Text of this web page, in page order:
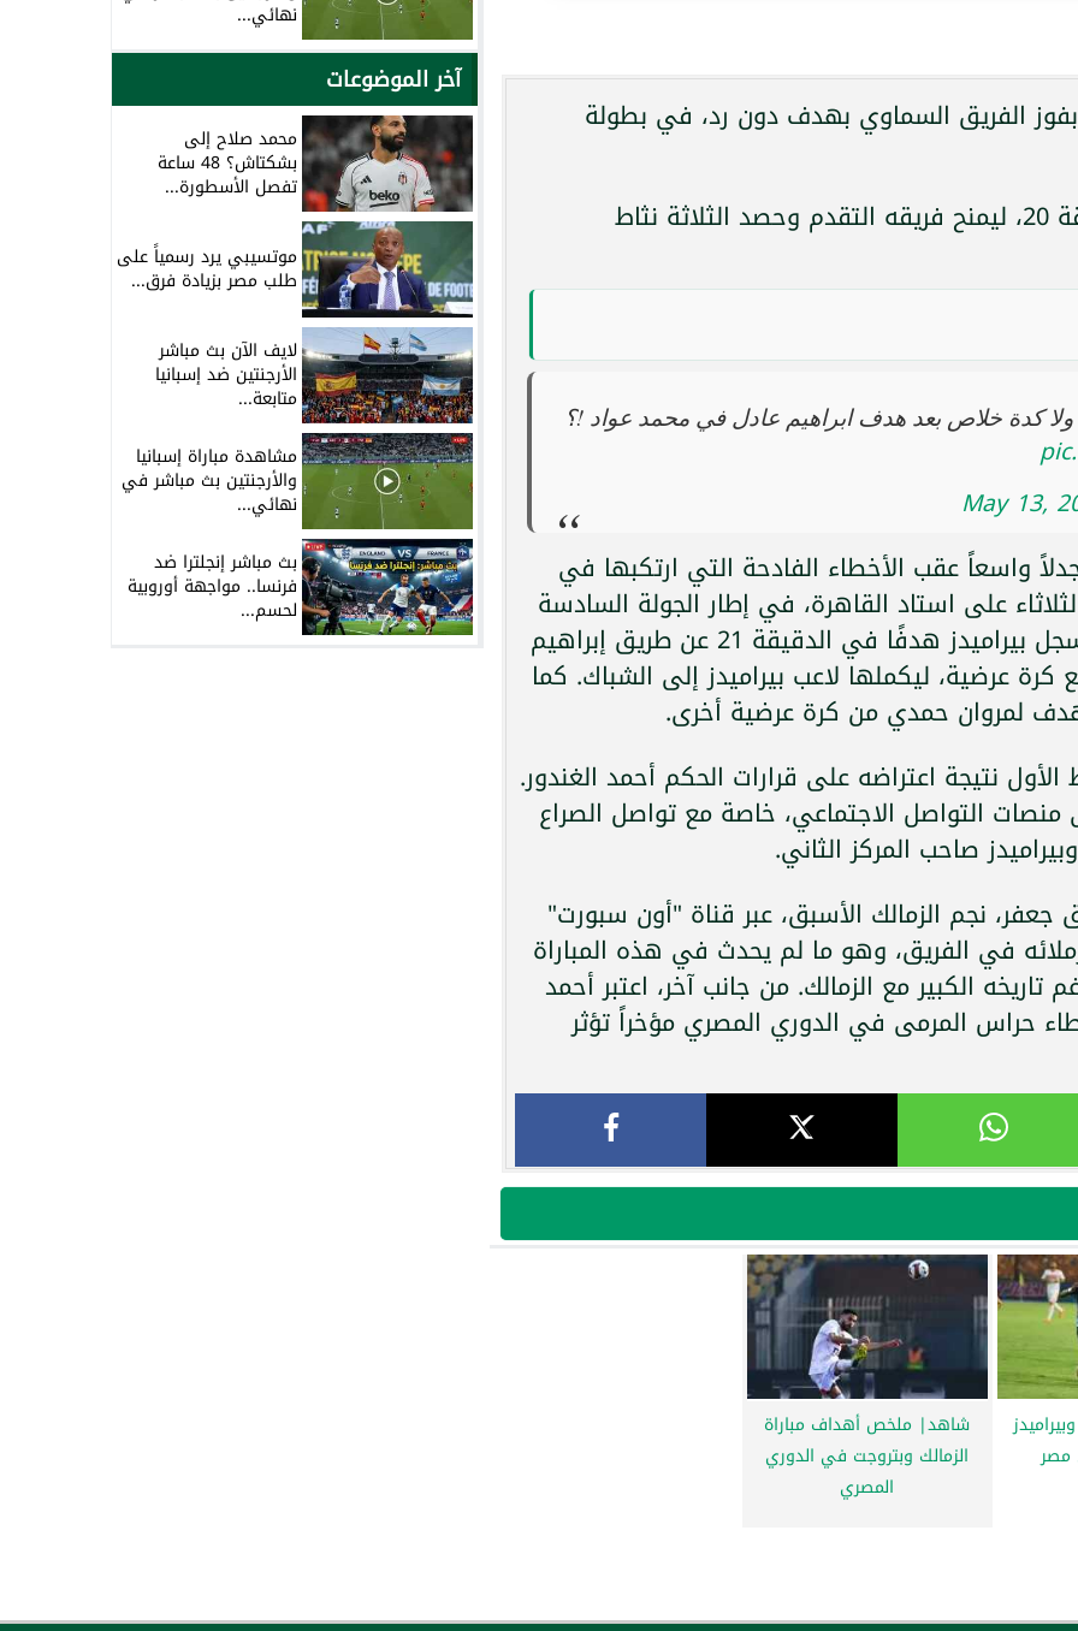
بفوز الفريق السماوي بهدف دون رد، في بطولة
سجل ابراهيم عادل هدف الفوز بالدقيقة 20، ليمنح فريقه التقدم وحصد الثلاثة نثاط
ولا كدة خلاص بعد هدف ابراهيم عادل في محمد عواد !؟
May 13,
واسعاً عقب الأخطاء الفادحة التي ارتكبها في
على استاد القاهرة، في إطار الجولة السادسة
لمرحلة التتويج بالدوري المصري. حيث سجل بيراميدز هدفًا في الدقيقة 21 عن طريق إبراهيم
عرضية، ليكملها لاعب بيراميدز إلى الشباك. كما
لمروان حمدي من كرة عرضية أخرى.
نتيجة اعتراضه على قرارات الحكم أحمد الغندور.
منصات التواصل الاجتماعي، خاصة مع تواصل الصراع
صاحب المركز الثاني.
نجم الزمالك الأسبق، عبر قناة "أون سبورت"
في الفريق، وهو ما لم يحدث في هذه المباراة
تاريخه الكبير مع الزمالك. من جانب آخر، اعتبر أحمد
حراس المرمى في الدوري المصري مؤخراً تؤثر
شاهد| ملخص أهداف مباراة
الزمالك وبتروجت في الدوري
المصري
نهائي...
آخر الموضوعات
محمد صلاح إلى
بشكتاش؟ 48 ساعة
تفصل الأسطورة...
موتسيبي يرد رسمياً على
طلب مصر بزيادة فرق...
لايف الآن بث مباشر
الأرجنتين ضد إسبانيا
متابعة...
مشاهدة مباراة إسبانيا
والأرجنتين بث مباشر في
نهائي...
بث مباشر إنجلترا ضد
فرنسا.. مواجهة أوروبية
لحسم...